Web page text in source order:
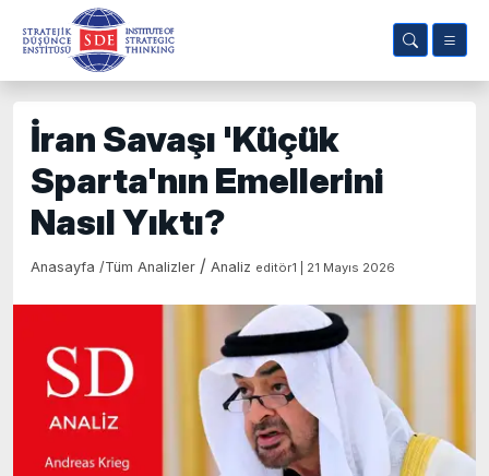
İran Savaşı 'Küçük
Sparta'nın Emellerini
Nasıl Yıktı?
Anasayfa /Tüm Analizler / Analiz editör1 | 21 Mayıs 2026